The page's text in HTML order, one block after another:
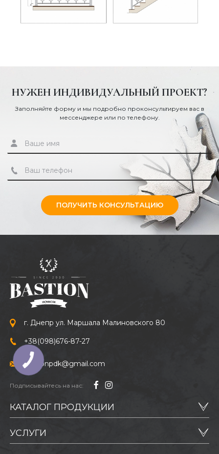
НУЖЕН ИНДИВИДУАЛЬНЫЙ ПРОЕКТ?
Заполняйте форму и мы подробно проконсультируем вас в
мессенджере или по телефону.
ПОЛУЧИТЬ КОНСУЛЬТАЦИЮ
г. Днепр ул. Маршала Малиновского 80
+38(098)676-87-27
bastionpdk@gmail.com
Подписывайтесь на нас:
КАТАЛОГ ПРОДУКЦИИ
УСЛУГИ